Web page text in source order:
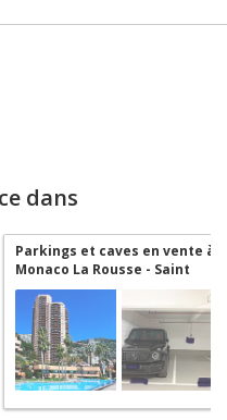
dans
Parkings et caves en vente à
Monaco La Rousse - Saint
Roman